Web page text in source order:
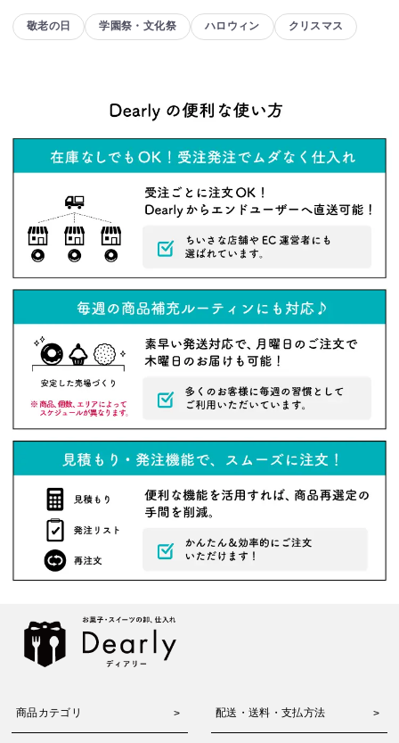
敬老の日 学園祭・文化祭 ハロウィン クリスマス
商品カテゴリ 配送・送料・支払方法